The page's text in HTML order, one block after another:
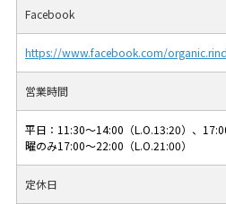
Facebook
https://www.facebook.com/
営業時間
平日：11:30〜14:00（L.O.13:20）、
曜のみ17:00〜22:00（L.O.21:00）
定休日